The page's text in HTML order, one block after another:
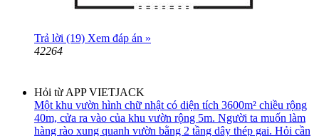
Trả lời (19) Xem đáp án »
42264
Hỏi từ APP VIETJACK
Một khu vườn hình chữ nhật có diện tích 3600m² chiều rộng
40m, cửa ra vào của khu vườn rộng 5m. Người ta muốn làm
hàng rào xung quanh vườn bằng 2 tầng dây thép gai. Hỏi cần